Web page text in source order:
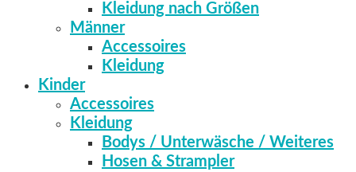
Kleidung nach Größen
Männer
Accessoires
Kleidung
Kinder
Accessoires
Kleidung
Bodys / Unterwäsche / Weiteres
Hosen & Strampler